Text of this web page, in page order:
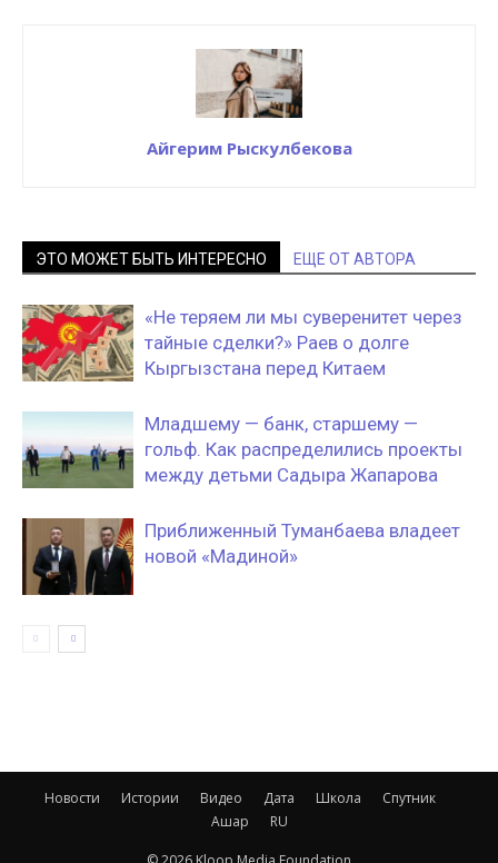
Айгерим Рыскулбекова
ЭТО МОЖЕТ БЫТЬ ИНТЕРЕСНО ЕЩЕ ОТ АВТОРА
«Не теряем ли мы суверенитет через
тайные сделки?» Раев о долге
Кыргызстана перед Китаем
Младшему — банк, старшему —
гольф. Как распределились проекты
между детьми Садыра Жапарова
Приближенный Туманбаева владеет
новой «Мадиной»
Новости Истории Видео Дата Школа
Спутник
Ашар
RU